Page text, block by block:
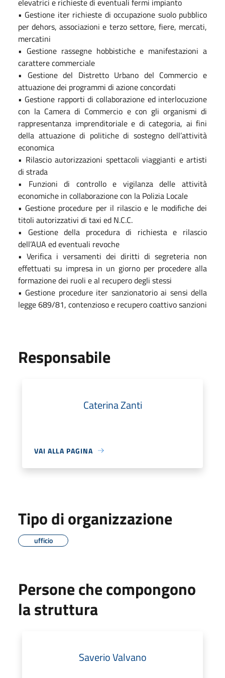
• Gestione iter richieste di occupazione suolo pubblico
per dehors, associazioni e terzo settore, fiere, mercati,
mercatini
• Gestione rassegne hobbistiche e manifestazioni a
carattere commerciale
• Gestione del Distretto Urbano del Commercio e
attuazione dei programmi di azione concordati
• Gestione rapporti di collaborazione ed interlocuzione
con la Camera di Commercio e con gli organismi di
rappresentanza imprenditoriale e di categoria, ai fini
della attuazione di politiche di sostegno dell’attività
economica
• Rilascio autorizzazioni spettacoli viaggianti e artisti
di strada
• Funzioni di controllo e vigilanza delle attività
economiche in collaborazione con la Polizia Locale
• Gestione procedure per il rilascio e le modifiche dei
titoli autorizzativi di taxi ed N.C.C.
• Gestione della procedura di richiesta e rilascio
dell’AUA ed eventuali revoche
• Verifica i versamenti dei diritti di segreteria non
effettuati su impresa in un giorno per procedere alla
formazione dei ruoli e al recupero degli stessi
• Gestione procedure iter sanzionatorio ai sensi della
legge 689/81, contenzioso e recupero coattivo sanzioni
Responsabile
Caterina Zanti
VAI ALLA PAGINA
Tipo di organizzazione
ufficio
Persone che compongono
la struttura
Saverio Valvano